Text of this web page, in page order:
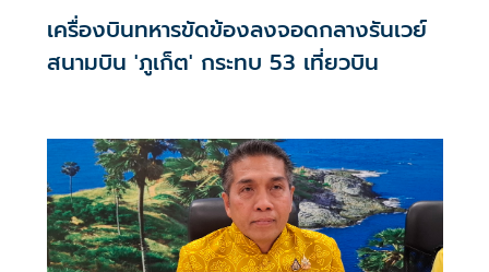
เครื่องบินทหารขัดข้องลงจอดกลางรันเวย์
สนามบิน 'ภูเก็ต' กระทบ 53 เที่ยวบิน